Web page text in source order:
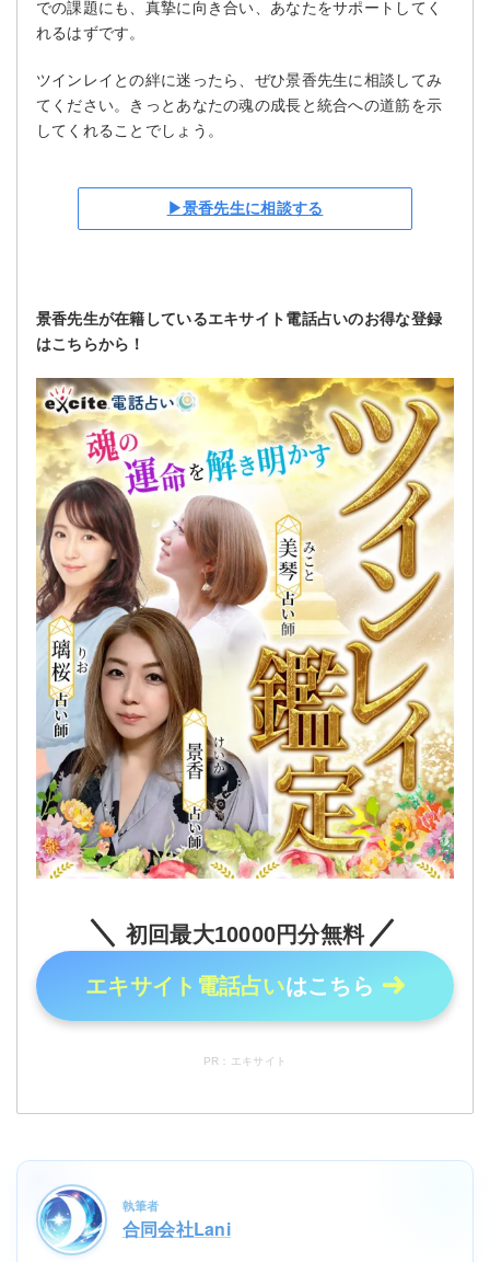
での課題にも、真摯に向き合い、あなたをサポートしてく
れるはずです。
ツインレイとの絆に迷ったら、ぜひ景香先生に相談してみ
てください。きっとあなたの魂の成長と統合への道筋を示
してくれることでしょう。
▶景香先生に相談する
景香先生が在籍しているエキサイト電話占いのお得な登録
はこちらから！
初回最大10000円分無料
エキサイト電話占いはこちら
PR：エキサイト
執筆者
合同会社Lani